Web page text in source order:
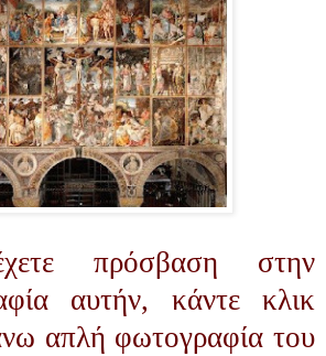
πρόσβαση στην
αυτήν, κάντε κλικ
απλή φωτογραφία του